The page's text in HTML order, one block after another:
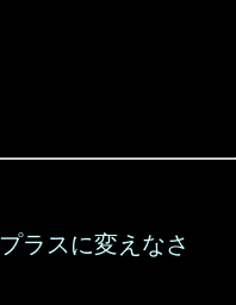
ラスに変えなさ